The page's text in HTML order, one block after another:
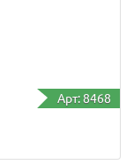
Арт: 8468